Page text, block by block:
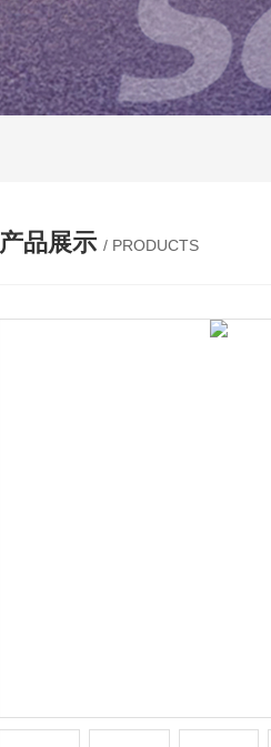
产品展示 / PRODUCTS